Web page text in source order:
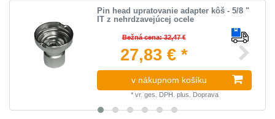
Pin head upratovanie adapter kôš - 5/8 "
IT z nehrdzavejúcej ocele
Bežná cena: 32,47 €
27,83 € *
v nákupnom košíku
* vr. ges. DPH. plus. Doprava